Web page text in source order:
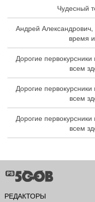
Чудесный
Андрей
время
Дорогие
всем
Дорогие
всем
Дорогие
всем
РЕДАКТОРЫ